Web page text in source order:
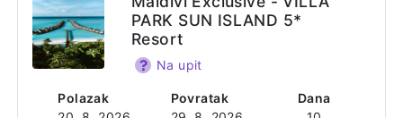
Polazak
Povratak
Dana
PARK SUN ISLAND 5*
Resort
Na upit